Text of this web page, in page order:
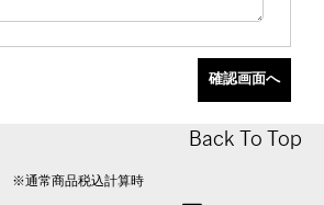
Back To Top
※通常商品税込計算時